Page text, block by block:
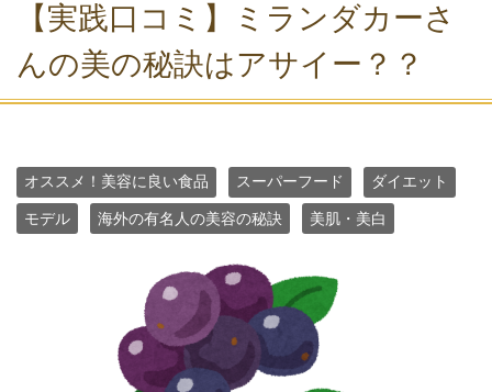
【実践口コミ】ミランダカーさ
んの美の秘訣はアサイー？？
オススメ！美容に良い食品 スーパーフード ダイエット
モデル 海外の有名人の美容の秘訣 美肌・美白